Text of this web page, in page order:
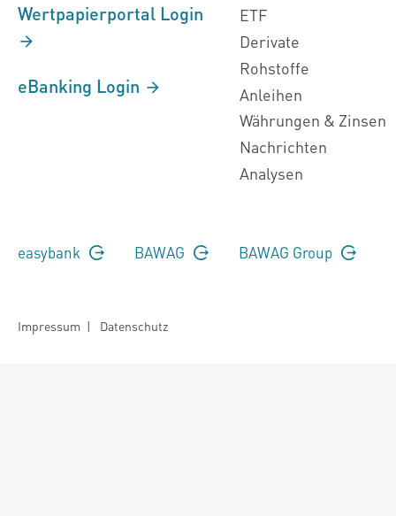
Wertpapierportal Login
eBanking Login
ETF
Derivate
Rohstoffe
Anleihen
Währungen & Zinsen
Nachrichten
Analysen
easybank BAWAG BAWAG Group
Impressum | Datenschutz